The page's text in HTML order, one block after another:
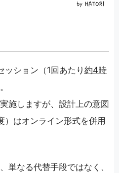
ション（1回あたり 約4時
施しますが、設計上の意図
）はオンライン形式を併用
単なる代替手段ではなく、